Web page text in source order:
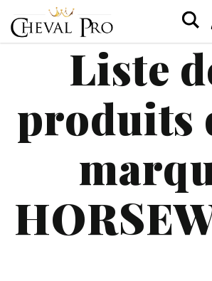
Liste
produits